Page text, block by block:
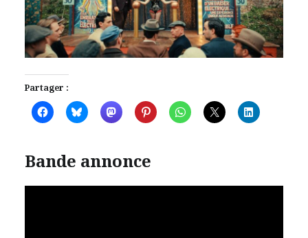
Partager :
Bande annonce